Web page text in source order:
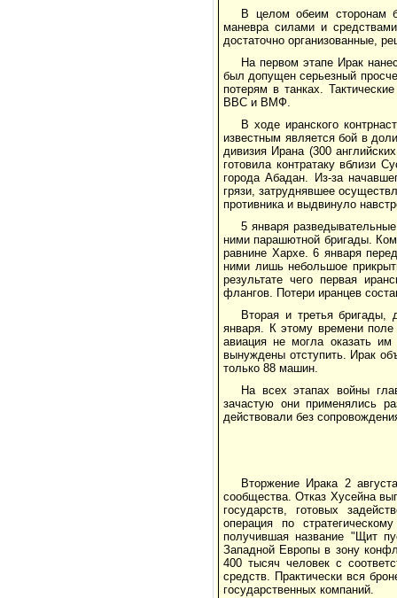
В целом обеим сторонам
маневра силами и
достаточно организованные,
На первом этапе Ирак
был допущен серьезный
потерям в танках.
ВВС и ВМФ.
В ходе иранского
известным является бой в
дивизия Ирана (300
готовила контратаку вблизи
города Абадан. Из-за
грязи, затруднявшее
противника и выдвинуло
5 января
ними парашютной бригады.
равнине Хархе. 6 января
ними лишь небольшое
результате чего первая
флангов. Потери иранцев
Вторая и третья
января. К этому времени поле
авиация не могла оказать им
вынуждены отступить. Ирак
только 88 машин.
На всех этапах войны
зачастую они применялись
действовали без
Вторжение Ирака 2
сообщества. Отказ Хусейна
государств, готовых
операция по
получившая название "Щит
Западной Европы в зону
400 тысяч человек с
средств. Практически вся
государственных компаний.